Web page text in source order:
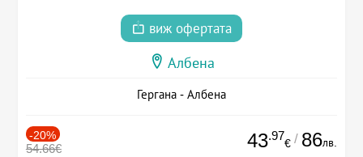
виж офертата
Албена
Гергана - Албена
-20%
54.66€ 43.97
€ / 86лв.